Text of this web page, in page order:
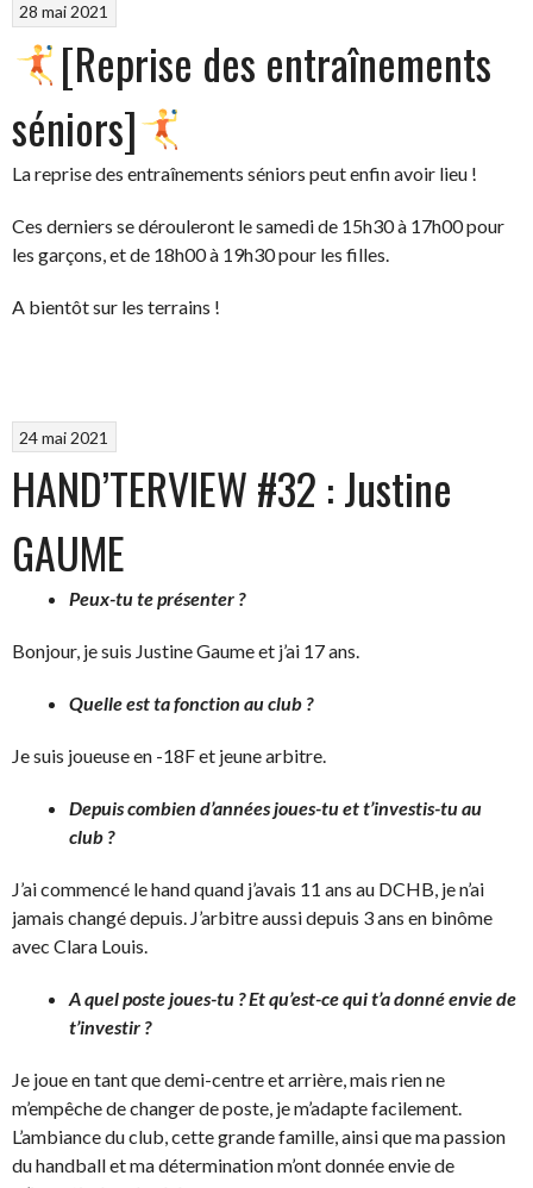
28 mai 2021
[Reprise des entraînements
séniors]
La reprise des entraînements séniors peut enfin avoir lieu !
Ces derniers se dérouleront le samedi de 15h30 à 17h00 pour
les garçons, et de 18h00 à 19h30 pour les filles.
A bientôt sur les terrains !
24 mai 2021
HAND’TERVIEW #32 : Justine
GAUME
Peux-tu te présenter ?
Bonjour, je suis Justine Gaume et j’ai 17 ans.
Quelle est ta fonction au club ?
Je suis joueuse en -18F et jeune arbitre.
Depuis combien d’années joues-tu et t’investis-tu au
club ?
J’ai commencé le hand quand j’avais 11 ans au DCHB, je n’ai
jamais changé depuis. J’arbitre aussi depuis 3 ans en binôme
avec Clara Louis.
A quel poste joues-tu ? Et qu’est-ce qui t’a donné envie de
t’investir ?
Je joue en tant que demi-centre et arrière, mais rien ne
m’empêche de changer de poste, je m’adapte facilement.
L’ambiance du club, cette grande famille, ainsi que ma passion
du handball et ma détermination m’ont donnée envie de